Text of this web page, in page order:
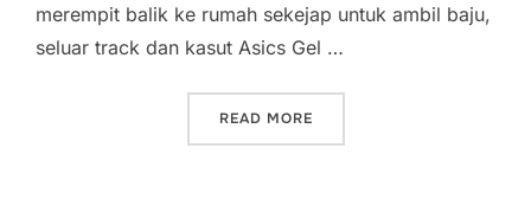
merempit balik ke rumah sekejap untuk ambil baju,
seluar track dan kasut Asics Gel …
READ MORE“LARIAN SULUNG –